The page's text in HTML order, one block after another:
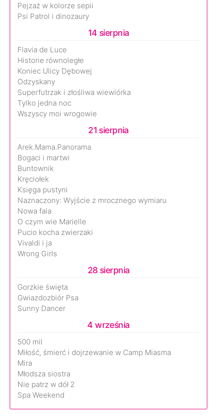
Pejzaż w kolorze sepii
Psi Patrol i dinozaury
14 sierpnia
Flavia de Luce
Historie równoległe
Koniec Ulicy Dębowej
Odzyskany
Superfutrzak i złośliwa wiewiórka
Tylko jedna noc
Wszyscy moi wrogowie
21 sierpnia
Arek.Mama.Panorama
Bogaci i martwi
Buntownik
Kręciołek
Księga pustyni
Naznaczony: Wyjście z mrocznego wymiaru
Nowa fala
O czym wie Marielle
Pucio kocha zwierzaki
Vivaldi i ja
Wrong Girls
28 sierpnia
Gorzkie święta
Gwiazdozbiór Psa
Sunny Dancer
4 września
500 mil
Miłość, śmierć i dojrzewanie w Camp Miasma
Mira
Młodsza siostra
Nie patrz w dół 2
Spa Weekend